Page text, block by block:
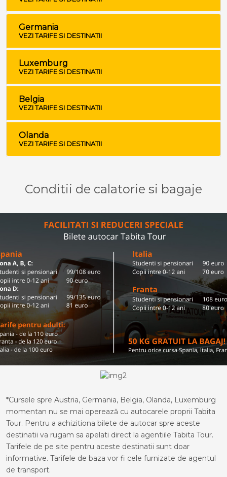
Germania
VEZI TARIFE SI DESTINATII
Luxemburg
VEZI TARIFE SI DESTINATII
Belgia
VEZI TARIFE SI DESTINATII
Olanda
VEZI TARIFE SI DESTINATII
Conditii de calatorie si bagaje
*Cursele spre Austria, Germania, Belgia, Olanda, Luxemburg
momentan nu se mai operează cu autocarele proprii Tabita
Tour. Pentru a achizitiona bilete de autocar spre aceste
destinatii va rugam sa apelati direct la agentiile Tabita Tour.
Tarifele de pe site pentru aceste destinatii sunt doar
informative. Tarifele de baza vor fi cele furnizate de agentul
de transport.